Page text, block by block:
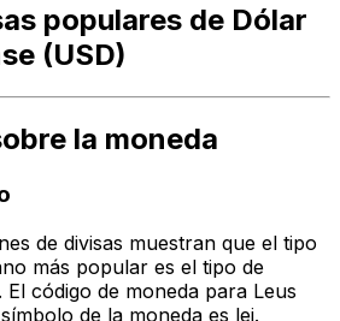
populares de Dólar
(USD)
la moneda
de divisas muestran que el tipo
más popular es el tipo de
código de moneda para Leus
de la moneda es lei.